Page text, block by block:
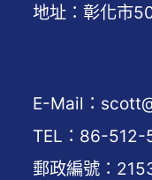
地址：彰化市
E-Mail：
TEL：86-512-
郵政編號：